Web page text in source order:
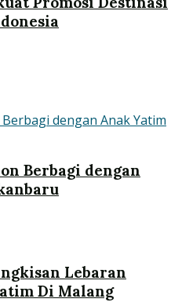
Berbagi dengan
Lebaran
Di Malang